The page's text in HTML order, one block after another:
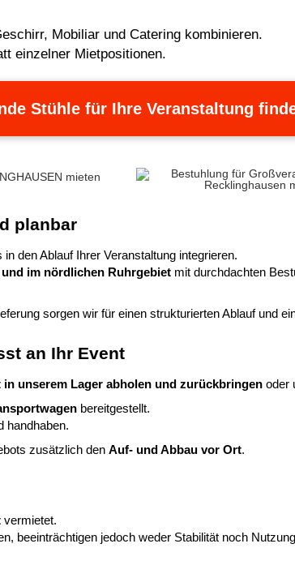
, Mobiliar und Cateringkombinieren.
einzelner Mietpositionen.
Stühle für Ihre Veranstaltung
planbar
den Ablauf Ihrer Veranstaltung integrieren.
und im nördlichen Ruhrgebietmit durchdachten
sorgen wir für einen strukturierten Ablauf und
an Ihr Event
in unserem Lager abholen und zurückbringenoder
bereitgestellt.
handhaben.
zusätzlich den Auf- und Abbau vor Ort.
vermietet.
beeinträchtigen jedoch weder Stabilität noch